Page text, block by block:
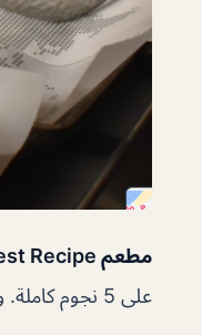
مطعم Latest Recipe دبي
على 5 نجوم كاملة. وأن كان فريق العمل لطيف